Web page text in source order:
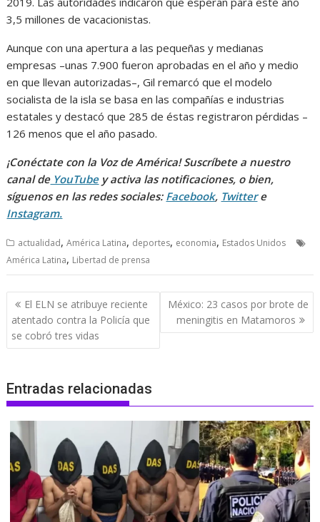
3,5 millones de vacacionistas.
Aunque con una apertura a las pequeñas y medianas
empresas –unas 7.900 fueron aprobadas en el año y medio
en que llevan autorizadas–, Gil remarcó que el modelo
socialista de la isla se basa en las compañías e industrias
estatales y destacó que 285 de éstas registraron pérdidas –
126 menos que el año pasado.
¡Conéctate con la Voz de América! Suscríbete a nuestro
canal deYouTubey activa las notificaciones, o bien,
síguenos en las redes sociales: Facebook, Twittere
Instagram.
actualidad,América Latina, deportes, economia, Estados Unidos
América Latina, Libertad de prensa
Navegación
de
entradas
El ELN se atribuye reciente
atentado contra la Policía que
se cobró tres vidas
México: 23 casos por brote de
meningitis en Matamoros
Entradas relacionadas